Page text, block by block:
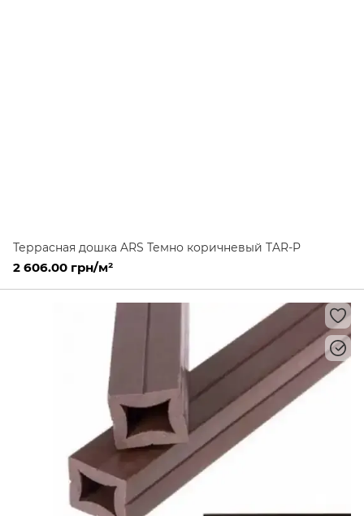
Террасная дошка ARS Темно коричневый TAR-P
2 606.00 грн/м²